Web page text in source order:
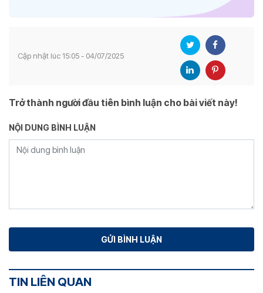
Cập nhật lúc 15:05 - 04/07/2025
Trở thành người đầu tiên bình luận cho bài viết này!
NỘI DUNG BÌNH LUẬN
TIN LIÊN QUAN